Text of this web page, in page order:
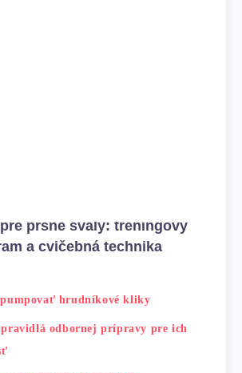
prsné svaly: tréningový
a cvičebná technika
pumpovať hrudníkové kliky
odbornej prípravy pre ich